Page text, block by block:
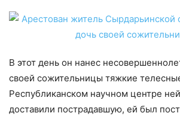
В этот день он нанес
своей сожительницы тяжкие
Республиканском научном центре
доставили пострадавшую, ей был